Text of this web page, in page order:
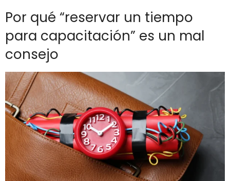
Por qué “reservar un tiempo
para capacitación” es un mal
consejo